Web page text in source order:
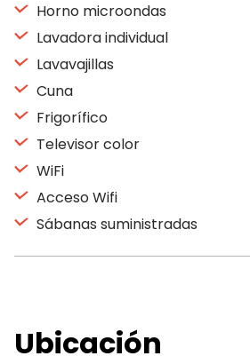
Horno microondas
Lavadora individual
Lavavajillas
Cuna
Frigorífico
Televisor color
WiFi
Acceso Wifi
Sábanas suministradas
Ubicación